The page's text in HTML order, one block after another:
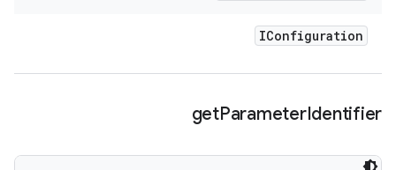
IConfiguration
getParameterIdentifier